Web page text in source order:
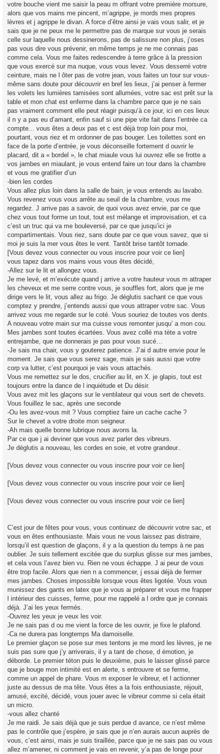
votre bouche vient me saisir la peau m offrant votre première morsure,
alors que vos mains me pincent, m’agrippe, je mords mes propres
lèvres et j agrippe le divan. A force d’être ainsi je vais vous salir, et je
sais que je ne peux me le permettre pas de marque sur vous je serais
celle sur laquelle nous dessinerons, pas de salissure non plus, j’oses
pas vous dire vous prévenir, en même temps je ne me connais pas
comme cela. Vous me faites redescendre à terre grâce à la pression
que vous exercé sur ma nuque, vous vous levez. Vous desserré votre
ceinture, mais ne l ôter pas de votre jean, vous faites un tour sur vous-
même sans doute pour découvrir en bref les lieux, j’ai penser à fermer
les volets les lumières tamisées sont allumées, votre sac est prêt sur la
table et mon chat est enferme dans la chambre parce que je ne sais
pas vraiment comment elle peut réagir puisqu’à ce jour, ici en ces lieux
il n y a pas eu d’amant, enfin sauf si une pipe vite fait dans l’entrée ca
compte... vous êtes a deux pas et c est déjà trop loin pour moi,
pourtant, vous riez et m ordonner de pas bouger. Les toilettes sont en
face de la porte d’entrée, je vous déconseille fortement d ouvrir le
placard, dit a « bordel », le chat miaule vous lui ouvrez elle se frotte a
vos jambes en miaulant, je vous entend faire un tour dans la chambre
et vous me gratifier d’un
-bien les cordes
Vous allez plus loin dans la salle de bain, je vous entends au lavabo.
Vous revenez vous vous arrête au seuil de la chambre, vous me
regardez. J arrive pas a savoir, de quoi vous avez envie, par ce que
chez vous tout forme un tout, tout est mélange et improvisation, et ca
c’est un truc qui va me bouleversé, par ce que jusqu’ici je
compartimentais. Vous riez, sans doute par ce que vous savez, que si
moi je suis la mer vous êtes le vent. Tantôt brise tantôt tornade.
[Vous devez vous connecter ou vous inscrire pour voir ce lien]
vous tapez dans vos mains vous vous êtes décidé,
-Allez sur le lit et allongez vous.
Je me levé, et m’exécute quand j arrive a votre hauteur vous m attraper
les cheveux et me serre contre vous, je souffles fort, alors que je me
dirige vers le lit, vous allez au frigo. Je déglutis sachant ce que vous
comptez y prendre, j’entends aussi que vous attraper votre sac. Vous
arrivez vous me regarde sur le coté. Vous souriez de toutes vos dents.
A nouveau votre main sur ma cuisse vous remonter jusqu’ a mon cou.
Mes jambes sont toutes écartées. Vous avez collé ma tète a votre
entrejambe, que ne donnerais je pas pour vous sucé…
-Je sais ma chair, vous y gouterez patience. J’ai d autre envie pour le
moment. Je sais que vous serez sage, mais je sais aussi que votre
corp va lutter, c’est pourquoi je vais vous attachés.
Vous me remettez sur le dos, crucifier au lit, en X. je glapis, tout est
toujours entre la dance de l inquiétude et Du désir.
Vous avez mit les glaçons sur le ventilateur qui vous sert de chevets.
Vous fouillez le sac, après une seconde
-Ou les avez-vous mit ? Vous comptiez faire un cache cache ?
Sur le chevet a votre droite mon seigneur.
-Ah mais quelle bonne lubrique nous avons la.
Par ce que j ai deviner que vous avez parler des vibreurs.
Je déglutis a nouveau, les cordes en soie, et votre grandeur..
[Vous devez vous connecter ou vous inscrire pour voir ce lien]
[Vous devez vous connecter ou vous inscrire pour voir ce lien]
[Vous devez vous connecter ou vous inscrire pour voir ce lien]
C’est jour de fêtes pour vous, vous continuez de découvrir votre sac, et
vous en êtes enthousiaste. Mais vous ne vous laissez pas distraire,
lorsqu’il est question de glaçons, il y a la question du temps à ne pas
oublier. Je suis tellement excitée que du surplus glisse sur mes jambes,
et cela vous l’avez bien vu. Rien ne vous échappe. J ai peur de vous
être trop facile. Alors que rien n a commencer, j essai déjà de fermer
mes jambes. Choses impossible lorsque vous êtes ligotée. Vous vous
munissez des gants en latex que je vous ai préparer et vous me frapper
l intérieur des cuisses, ferme, pour me rappelé a l ordre que je connais
déjà. J’ai les yeux fermés.
-Ouvrez les yeux je veux les voir.
Je ne sais pas d ou me vient la force de les ouvrir, je fixe le plafond.
-Ca ne durera pas longtemps Ma damoiselle.
Le premier glaçon se pose sur mes tentons je me mord les lèvres, je ne
suis pas sure que j’y arriverais, il y a tant de chose, d émotion, je
déborde. Le premier téton puis le deuxième, puis le laisser glissé parce
que je bouge mon intimité est en alerte, s entrouvre et se ferme,
comme un appel de phare. Vous m exposer le vibreur, et l actionner
juste au dessus de ma tête. Vous êtes a la fois enthousiaste, réjouit,
amusé, excité, décidé, vous jouer avec le vibreur comme si cela était
un micro.
-vous allez chanté
Je me raidi. Je sais déjà que je suis perdue d avance, ce n’est même
pas le contrôle que j’espère, je sais que je n’en aurais aucun auprès de
vous, c’est ainsi, mais je suis tiraillée, parce que je ne sais pas ou vous
allez m’amener, ni comment je vais en revenir, y’a pas de longe pour